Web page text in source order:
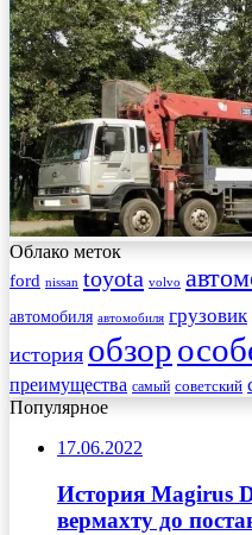
Облако меток
ford nissan toyota volvo
автомобиля автомобиля грузовик
история обзор
преимущества самый советский
Популярное
17.06.2022
История Magirus
вермахту до